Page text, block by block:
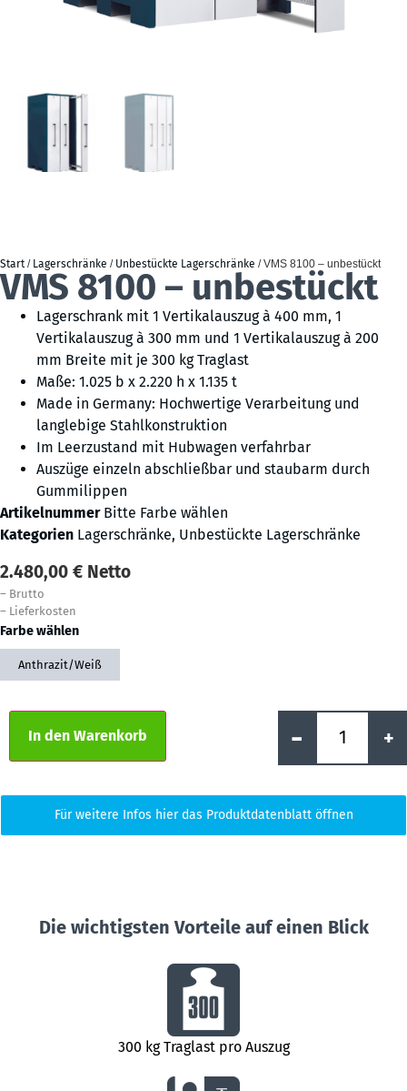
Start/ Lagerschränke / Unbestückte Lagerschränke / VMS 8100 – unbestückt
VMS 8100 – unbestückt
Lagerschrank mit 1 Vertikalauszug à 400 mm, 1
Vertikalauszug à 300 mm und 1 Vertikalauszug à 200
mm Breite mit je 300 kg Traglast
Maße: 1.025 b x 2.220 h x 1.135 t
Made in Germany: Hochwertige Verarbeitung und
langlebige Stahlkonstruktion
Im Leerzustand mit Hubwagen verfahrbar
Auszüge einzeln abschließbar und staubarm durch
Gummilippen
Artikelnummer Bitte Farbe wählen
Kategorien Lagerschränke, Unbestückte Lagerschränke
2.480,00 € Netto
– Brutto
– Lieferkosten
Farbe wählen
Anthrazit/Weiß
- +
In den Warenkorb
Für weitere Infos hier das Produktdatenblatt öffnen
Die wichtigsten Vorteile auf einen Blick
300 kg Traglast pro Auszug